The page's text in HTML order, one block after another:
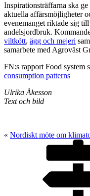
Inspirationsträffarna ska
aktuella affärsmöjligheter
evenemanget riktade sig
andelsjordbruk.
viltkött, ägg och mejeri
samarbete med Agroväst
FN:s rapport Food system
consumption patterns
Ulrika Åkesson
Text och bild
« Nordiskt möte om